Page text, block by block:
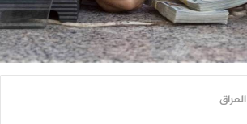
العراق